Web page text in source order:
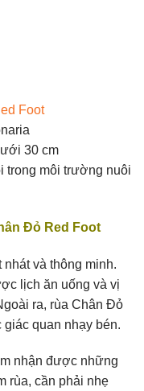
Foot
30 cm
trong môi trường nuôi
Đỏ Red Foot
và thông minh.
lịch ăn uống và vị
ra, rùa Chân Đỏ
quan nhạy bén.
nhận được những
rùa, cần phải nhẹ